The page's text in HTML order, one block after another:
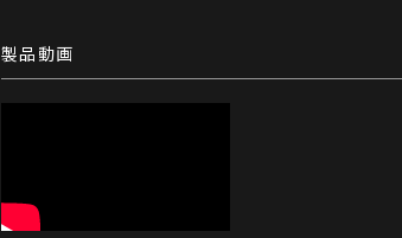
製品動画